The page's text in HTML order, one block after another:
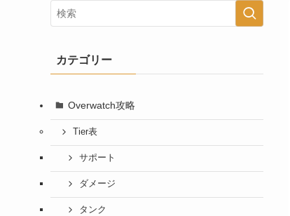
カテゴリー
Overwatch攻略
Tier表
サポート
ダメージ
タンク